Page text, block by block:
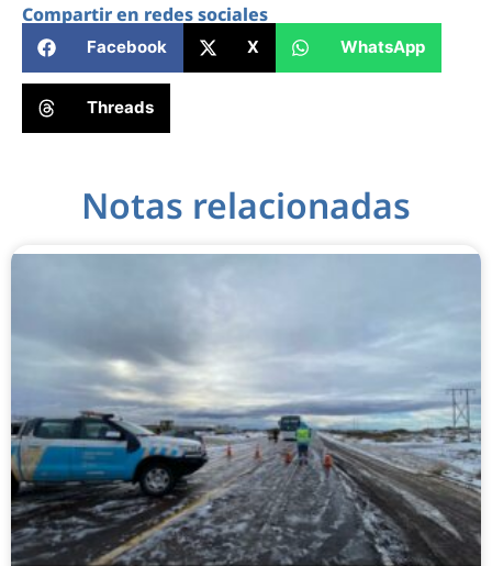
Compartir en redes sociales
Facebook X WhatsApp
Threads
Notas relacionadas